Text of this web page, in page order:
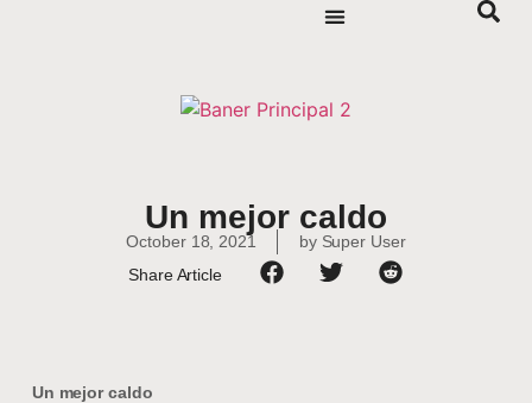
Un mejor caldo
October 18, 2021 bySuper User
Share Article
Un mejor caldo